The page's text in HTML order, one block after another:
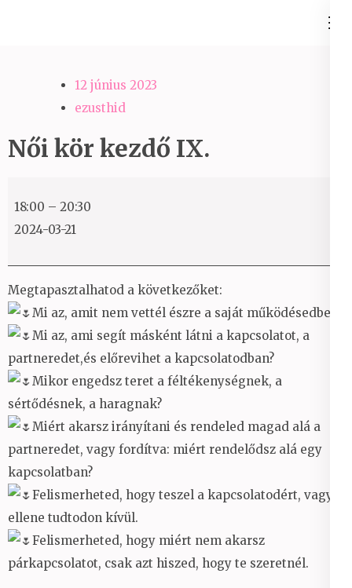
12 június 2023
ezusthid
Női kör kezdő IX.
kör
kezdő
18:00 – 20:30
2024-03-21
Megtapasztalhatod a következőket:
Mi az, amit nem vettél észre a saját működésedben?
Mi az, ami segít másként látni a kapcsolatot, a
partneredet,és előrevihet a kapcsolatodban?
Mikor engedsz teret a féltékenységnek, a
sértődésnek, a haragnak?
Miért akarsz irányítani és rendeled magad alá a
partneredet, vagy fordítva: miért rendelődsz alá egy
kapcsolatban?
Felismerheted, hogy teszel a kapcsolatodért, vagy
ellene tudtodon kívül.
Felismerheted, hogy miért nem akarsz
párkapcsolatot, csak azt hiszed, hogy te szeretnél.